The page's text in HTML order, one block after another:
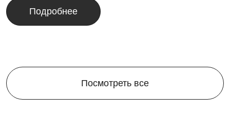
Подробнее
Посмотреть все